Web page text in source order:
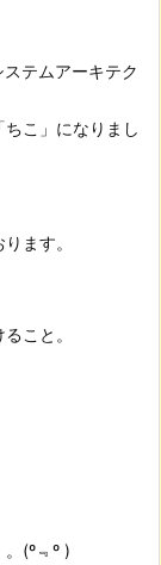
テムアーキテク
こ」になりまし
ます。
こと。
(º﹃º )